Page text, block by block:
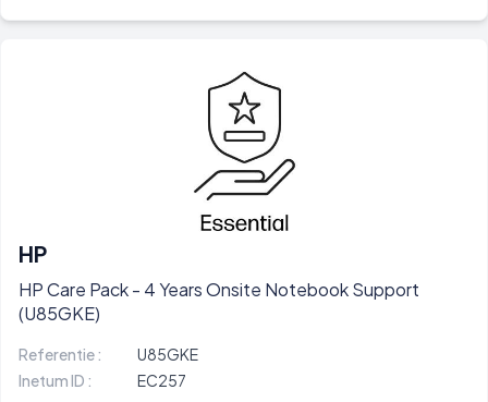
HP
HP Care Pack - 4 Years Onsite Notebook Support
(U85GKE)
Referentie :
U85GKE
Inetum ID :
EC257